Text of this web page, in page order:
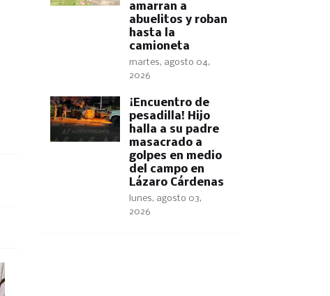
amarran a
abuelitos y roban
hasta la
camioneta
martes, agosto 04,
2026
​¡Encuentro de
pesadilla! Hijo
halla a su padre
masacrado a
golpes en medio
del campo en
Lázaro Cárdenas
lunes, agosto 03,
2026